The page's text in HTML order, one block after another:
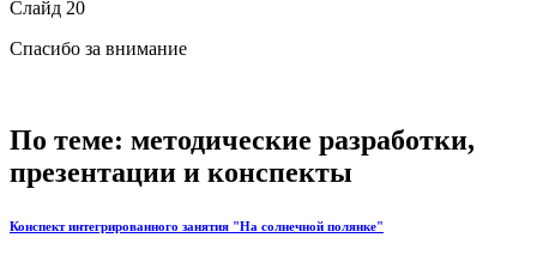
Слайд 20
Спасибо за внимание
По теме: методические разработки,
презентации и конспекты
Конспект интегрированного занятия "На солнечной полянке"